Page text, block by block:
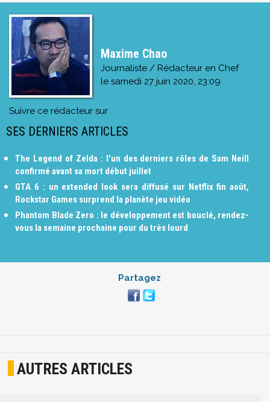
Maxime Chao
Journaliste / Rédacteur en Chef
le samedi 27 juin 2020, 23:09
Suivre ce rédacteur sur
SES DERNIERS ARTICLES
The Legend of Zelda : l'un des derniers rôles de Sam Neill
confirmé avant sa mort début juillet
GTA 6 : un extended look sera diffusé sur Netflix fin août,
Rockstar Games surprend la planète jeu vidéo
Phantom Blade Zero : le développement est bouclé, rendez-
vous la semaine prochaine pour du très lourd
Partagez
AUTRES ARTICLES